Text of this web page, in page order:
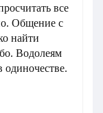
все
Общение с
найти
Водолеям